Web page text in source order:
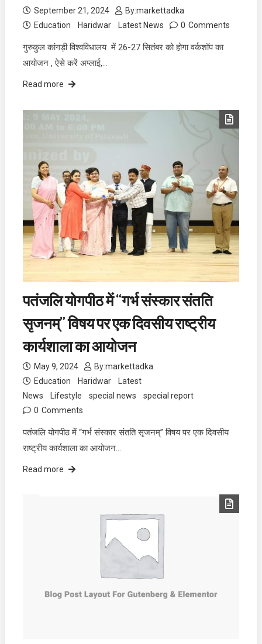
September 21, 2024 By:markettadka
Education
Haridwar Latest News 0 Comments
गुरुकुल कांगड़ी विश्वविधालय में 26-27 सितंबर को होगा वर्कशॉप का
आयोजन , ऐसे करें अप्लाई,…
Read more
पतंजलि योगपीठ में “गर्भ संस्कार संतति
सृजनम्” विषय पर एक दिवसीय राष्ट्रीय
कार्यशाला का आयोजन
May 9, 2024 By:markettadka
Education
Haridwar
Latest
News
Lifestyle special news
special report
0 Comments
पतंजलि योगपीठ में “गर्भ संस्कार संतति सृजनम्” विषय पर एक दिवसीय
राष्ट्रीय कार्यशाला का आयोजन…
Read more